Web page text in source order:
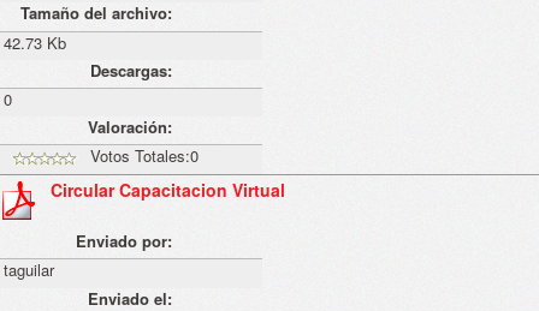
Tamaño del archivo:
42.73 Kb
Descargas:
0
Valoración:
Votos Totales:0
Circular Capacitacion Virtual
Enviado por:
taguilar
Enviado el: